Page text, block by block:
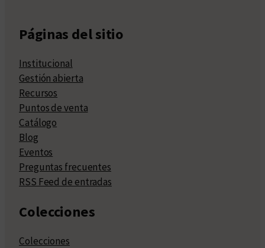
Páginas del sitio
Institucional
Gestión abierta
Recursos
Puntos de venta
Catálogo
Blog
Eventos
Preguntas frecuentes
RSS Feed de entradas
Colecciones
Colecciones